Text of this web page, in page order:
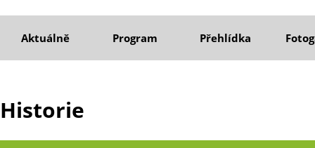
Aktuálně Program Přehlídka
Historie